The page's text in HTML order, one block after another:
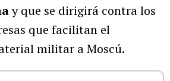
y que se dirigirá contra los
que facilitan el
militar a Moscú.